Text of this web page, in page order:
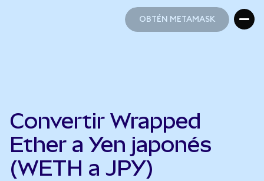
OBTÉN METAMASK
Convertir Wrapped
Ether a Yen japonés
(WETH a JPY)